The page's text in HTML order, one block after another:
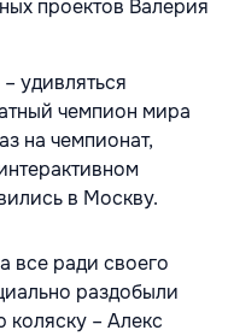
проектов Валерия
удивляться
чемпион мира
на чемпионат,
в Москву.
все ради своего
раздобыли
– Алекс